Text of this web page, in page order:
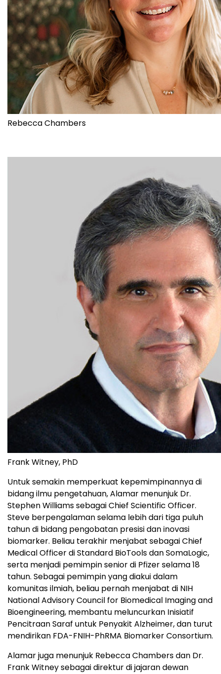
Rebecca Chambers
Frank Witney, PhD
Untuk semakin memperkuat kepemimpinannya di
bidang ilmu pengetahuan, Alamar menunjuk Dr.
Stephen Williams sebagai Chief Scientific Officer.
Steve berpengalaman selama lebih dari tiga puluh
tahun di bidang pengobatan presisi dan inovasi
biomarker. Beliau terakhir menjabat sebagai Chief
Medical Officer di Standard BioTools dan SomaLogic,
serta menjadi pemimpin senior di Pfizer selama 18
tahun. Sebagai pemimpin yang diakui dalam
komunitas ilmiah, beliau pernah menjabat di NIH
National Advisory Council for Biomedical Imaging and
Bioengineering, membantu meluncurkan Inisiatif
Pencitraan Saraf untuk Penyakit Alzheimer, dan turut
mendirikan FDA-FNIH-PhRMA Biomarker Consortium.
Alamar juga menunjuk Rebecca Chambers dan Dr.
Frank Witney sebagai direktur di jajaran dewan